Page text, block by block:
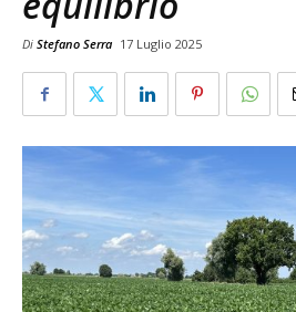
Di Stefano Serra 17 Luglio 2025